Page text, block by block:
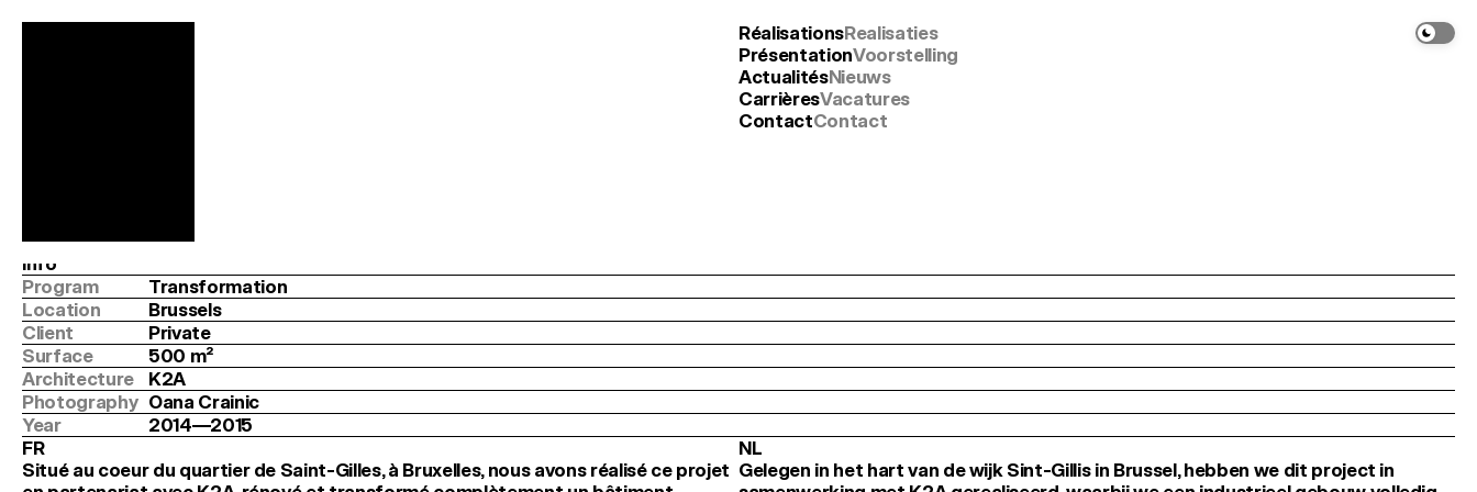
RéalisationsRealisaties
PrésentationVoorstelling
ActualitésNieuws
CarrièresVacatures
ContactContact
K2A
Info
Program
Transformation
Location
Brussels
Client
Private
Surface
500 m2
Architecture
K2A
Photography Oana Crainic
Year
2014—2015
FR
Situé au coeur du quartier de Saint-Gilles, à Bruxelles, nous avons réalisé ce projet
NL
Gelegen in het hart van de wijk Sint-Gillis in Brussel, hebben we dit project in